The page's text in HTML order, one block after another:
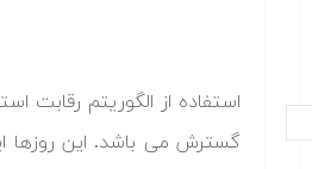
گسترش می باشد. این روزها